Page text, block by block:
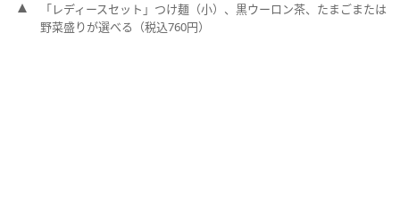
「レディースセット」つけ麺（小）、黒ウーロン茶、たまごまたは
野菜盛りが選べる（税込760円）